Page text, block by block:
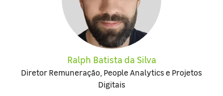
Ralph Batista da Silva
Diretor Remuneração, People Analytics e Projetos
Digitais